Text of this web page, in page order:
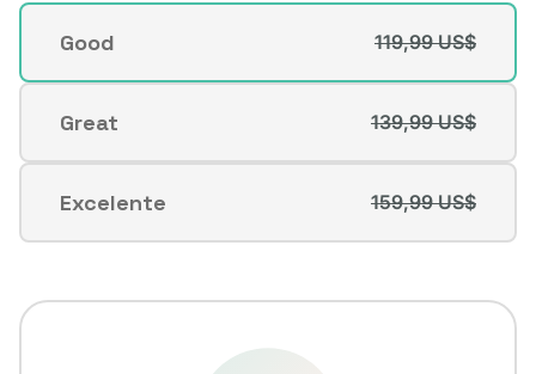
Condición
Good
Variante
agotada
o
no
disponible
119,99 US$
Great
Variante
agotada
o
no
disponible
139,99 US$
Excelente
Variante
agotada
no
159,99 US$